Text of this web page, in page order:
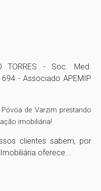
TORRES - Soc. Med.
- Associado APEMIP
de Varzim prestando
imobiliária!
clientes sabem, por
oferece...